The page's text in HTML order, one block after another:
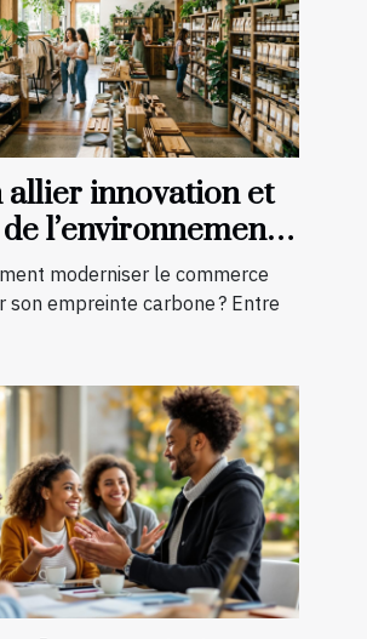
allier innovation et
l’environnement
?
moderniser le commerce
son empreinte carbone ? Entre